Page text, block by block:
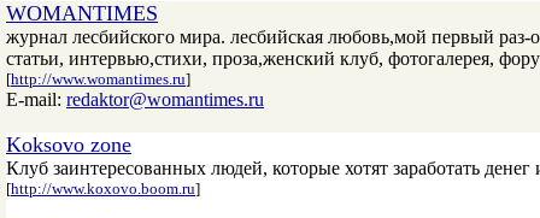
WOMANTIMES
журнал лесбийского мира. лесбийская любовь,мой первый
статьи, интервью,стихи, проза,женский клуб, фотогалерея,
[http://www.womantimes.ru]
E-mail: redaktor@womantimes.ru
Koksovo zone
Клуб заинтересованных людей, которые хотят заработать денег
[http://www.koxovo.boom.ru]